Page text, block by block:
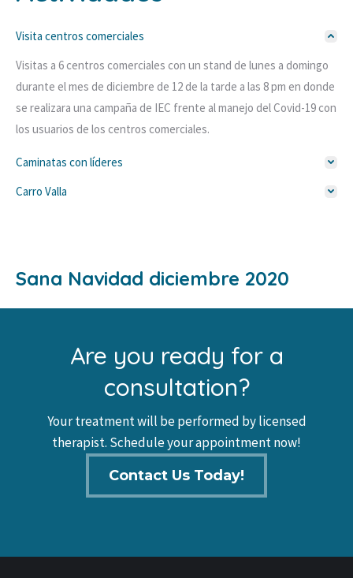
Visita centros comerciales
Visitas a 6 centros comerciales con un stand de lunes a domingo
durante el mes de diciembre de 12 de la tarde a las 8 pm en donde
se realizara una campaña de IEC frente al manejo del Covid-19 con
los usuarios de los centros comerciales.
Caminatas con líderes
Carro Valla
Sana Navidad diciembre 2020
Are you ready for a
consultation?
Your treatment will be performed by licensed
therapist. Schedule your appointment now!
Contact Us Today!